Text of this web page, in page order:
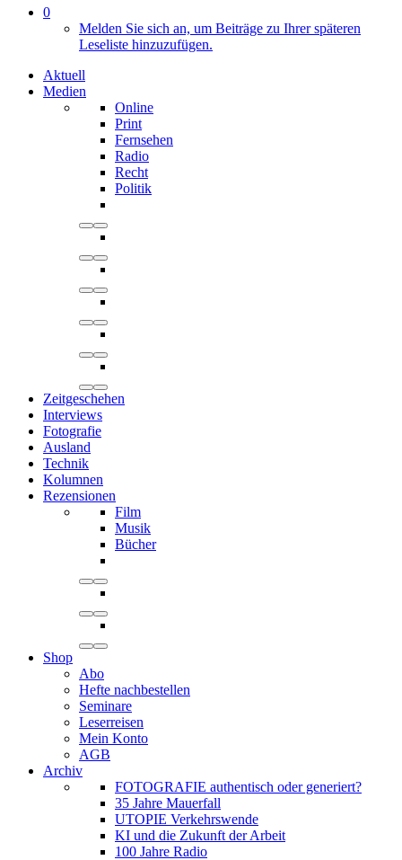
0
Melden Sie sich an, um Beiträge zu Ihrer späteren
Leseliste hinzuzufügen.
Aktuell
Medien
Online
Print
Fernsehen
Radio
Recht
Politik
Zeitgeschehen
Interviews
Fotografie
Ausland
Technik
Kolumnen
Rezensionen
Film
Musik
Bücher
Shop
Abo
Hefte nachbestellen
Seminare
Leserreisen
Mein Konto
AGB
Archiv
FOTOGRAFIE authentisch oder generiert?
35 Jahre Mauerfall
UTOPIE Verkehrswende
KI und die Zukunft der Arbeit
100 Jahre Radio